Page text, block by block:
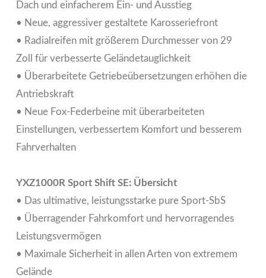
Dach und einfacherem Ein- und Ausstieg
• Neue, aggressiver gestaltete Karosseriefront
• Radialreifen mit größerem Durchmesser von 29
Zoll für verbesserte Geländetauglichkeit
• Überarbeitete Getriebeübersetzungen erhöhen die
Antriebskraft
• Neue Fox-Federbeine mit überarbeiteten
Einstellungen, verbessertem Komfort und besserem
Fahrverhalten
YXZ1000R Sport Shift SE: Übersicht
• Das ultimative, leistungsstarke pure Sport-SbS
• Überragender Fahrkomfort und hervorragendes
Leistungsvermögen
• Maximale Sicherheit in allen Arten von extremem
Gelände